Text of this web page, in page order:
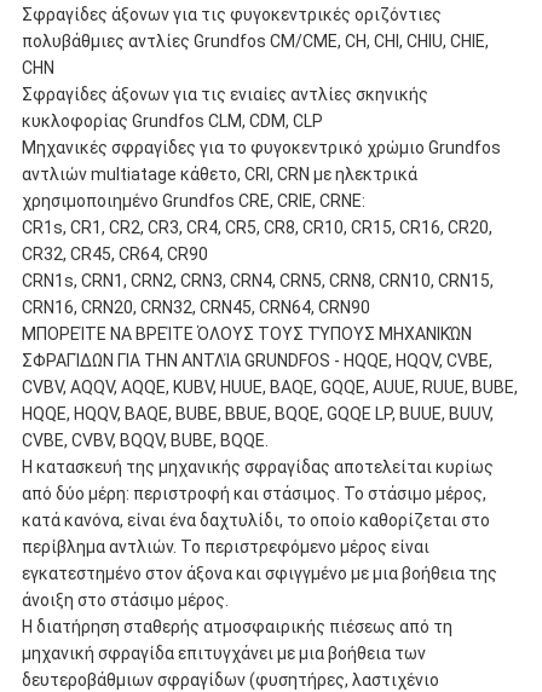
Σφραγίδες άξονων για τις φυγοκεντρικές οριζόντιες
πολυβάθμιες αντλίες Grundfos CM/СМЕ, CH, CHI, CHIU, CHIE,
CHN
Σφραγίδες άξονων για τις ενιαίες αντλίες σκηνικής
κυκλοφορίας Grundfos CLM, CDM, CLP
Μηχανικές σφραγίδες για το φυγοκεντρικό χρώμιο Grundfos
αντλιών multiatage κάθετο, CRI, CRN με ηλεκτρικά
χρησιμοποιημένο Grundfos CRE, CRIE, CRNE:
CR1s, CR1, CR2, CR3, CR4, CR5, CR8, CR10, CR15, CR16, CR20,
CR32, CR45, CR64, CR90
CRN1s, CRN1, CRN2, CRN3, CRN4, CRN5, CRN8, CRN10, CRN15,
CRN16, CRN20, CRN32, CRN45, CRN64, CRN90
ΜΠΟΡΕΊΤΕ ΝΑ ΒΡΕΊΤΕ ΌΛΟΥΣ ΤΟΥΣ ΤΎΠΟΥΣ ΜΗΧΑΝΙΚΏΝ
ΣΦΡΑΓΊΔΩΝ ΓΙΑ ΤΗΝ ΑΝΤΛΊΑ GRUNDFOS - HQQE, HQQV, CVBE,
CVBV, AQQV, AQQE, KUBV, HUUE, BAQE, GQQE, AUUE, RUUE, BUBE,
HQQE, HQQV, BAQE, BUBE, BBUE, BQQE, GQQE LP, BUUE, BUUV,
CVBE, CVBV, BQQV, BUBE, BQQE.
Η κατασκευή της μηχανικής σφραγίδας αποτελείται κυρίως
από δύο μέρη: περιστροφή και στάσιμος. Το στάσιμο μέρος,
κατά κανόνα, είναι ένα δαχτυλίδι, το οποίο καθορίζεται στο
περίβλημα αντλιών. Το περιστρεφόμενο μέρος είναι
εγκατεστημένο στον άξονα και σφιγγμένο με μια βοήθεια της
άνοιξη στο στάσιμο μέρος.
Η διατήρηση σταθερής ατμοσφαιρικής πιέσεως από τη
μηχανική σφραγίδα επιτυγχάνει με μια βοήθεια των
δευτεροβάθμιων σφραγίδων (φυσητήρες, λαστιχένιο